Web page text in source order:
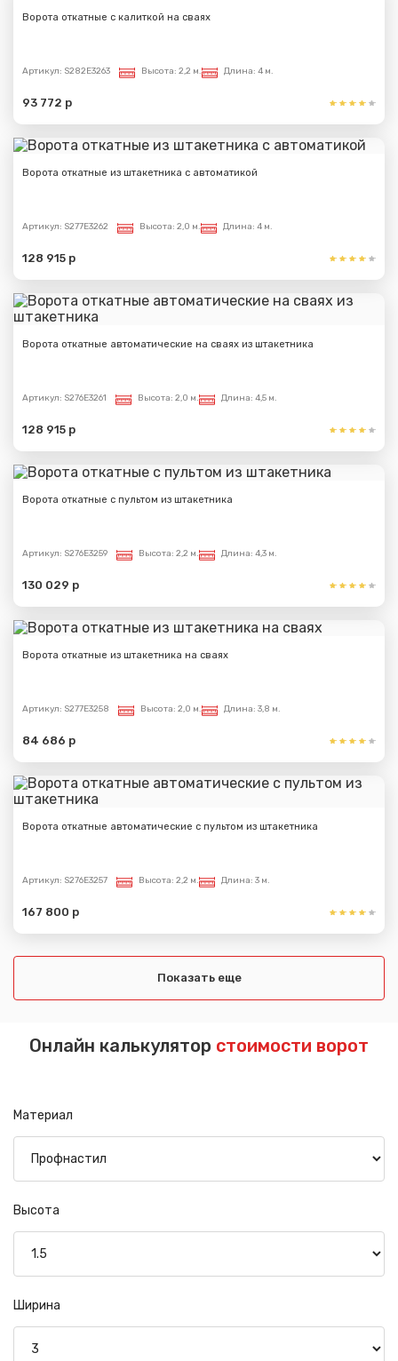
Ворота откатные с калиткой на сваях
Артикул: S282E3263 Высота: 2,2 м. Длина: 4 м.
93 772 р
Ворота откатные из штакетника с автоматикой
Артикул: S277E3262 Высота: 2,0 м. Длина: 4 м.
128 915 р
Ворота откатные автоматические на сваях из штакетника
Артикул: S276E3261 Высота: 2,0 м. Длина: 4,5 м.
128 915 р
Ворота откатные с пультом из штакетника
Артикул: S276E3259 Высота: 2,2 м. Длина: 4,3 м.
130 029 р
Ворота откатные из штакетника на сваях
Артикул: S277E3258 Высота: 2,0 м. Длина: 3,8 м.
84 686 р
Ворота откатные автоматические с пультом из штакетника
Артикул: S276E3257 Высота: 2,2 м. Длина: 3 м.
167 800 р
Показать еще
Онлайн калькулятор стоимости ворот
Материал
Высота
Ширина